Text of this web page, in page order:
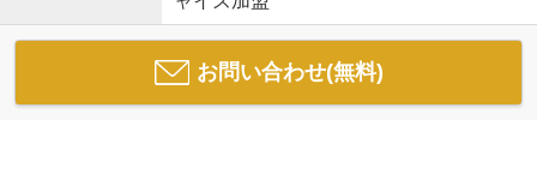
お問い合わせ(無料)